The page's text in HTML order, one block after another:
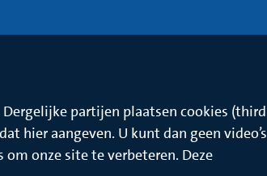
Dergelijke partijen plaatsen cookies (third
hier aangeven. U kunt dan geen video’s
onze site te verbeteren. Deze